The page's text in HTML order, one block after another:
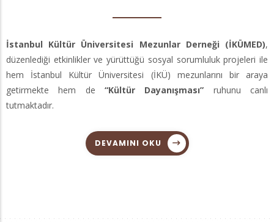
İstanbul Kültür Üniversitesi Mezunlar Derneği (İKÜMED),
düzenlediği etkinlikler ve yürüttüğü sosyal sorumluluk projeleri ile
hem İstanbul Kültür Üniversitesi (İKÜ) mezunlarını bir araya
getirmekte hem de “Kültür Dayanışması” ruhunu canlı
tutmaktadır.
DEVAMINI OKU